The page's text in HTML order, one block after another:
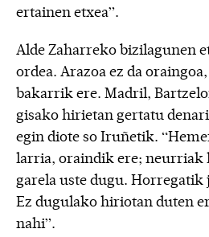
ertainen etxea”.
Alde Zaharreko bizilagunen
ordea. Arazoa ez da
bakarrik ere. Madril,
gisako hirietan gertatu
egin diote so Iruñetik.
larria, oraindik ere; neurriak
garela uste dugu.
Ez dugulako hiriotan duten
nahi”.